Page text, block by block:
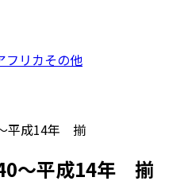
フリカその他
平成14年 揃
～平成14年 揃